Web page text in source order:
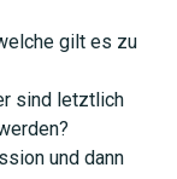
gilt es zu
sind letztlich
und dann